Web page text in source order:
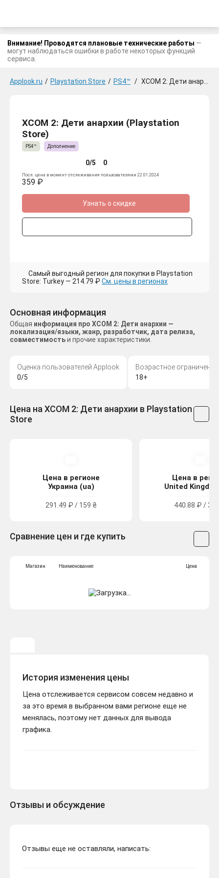
Внимание! Проводятся плановые технические работы —
могут наблюдаться ошибки в работе некоторых функций
сервиса.
Applook.ru / Playstation Store / PS4™ / XCOM 2: Дети анархии
XCOM 2: Дети анархии (Playstation
Store)
PS4™ Дополнение
0/5 0
Посл. цена в момент отслеживания пользователями 22.01.2024
359 ₽
Узнать о скидке
Самый выгодный регион для покупки в Playstation
Store: Turkey — 214.79 ₽ См. цены в регионах
Основная информация
Общая информация про XCOM 2: Дети анархии —
локализация/языки, жанр, разработчик, дата релиза,
совместимостьи прочие характеристики.
Оценка пользователей Applook
0/5
Возрастное ограничение
18+
Цена на XCOM 2: Дети анархии в Playstation
Store
Цена в регионе
Украина (ua)
291.49 ₽ / 159 ₴
Цена в
United
440.88 ₽ /
Сравнение цен и где купить
Магазин Наименование Цена
История изменения цены
Цена отслеживается сервисом совсем недавно и
за это время в выбранном вами регионе еще не
менялась, поэтому нет данных для вывода
графика.
Отзывы и обсуждение
Отзывы еще не оставляли, написать: